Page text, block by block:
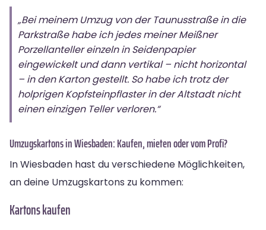
„Bei meinem Umzug von der Taunusstraße in die
Parkstraße habe ich jedes meiner Meißner
Porzellanteller einzeln in Seidenpapier
eingewickelt und dann vertikal – nicht horizontal
– in den Karton gestellt. So habe ich trotz der
holprigen Kopfsteinpflaster in der Altstadt nicht
einen einzigen Teller verloren.“
Umzugskartons in Wiesbaden: Kaufen, mieten oder vom Profi?
In Wiesbaden hast du verschiedene Möglichkeiten,
an deine Umzugskartons zu kommen:
Kartons kaufen